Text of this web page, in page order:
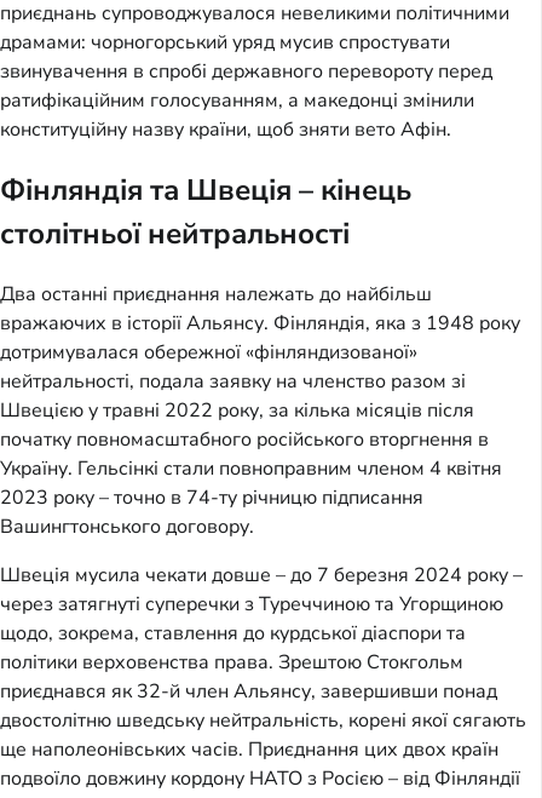
приєднань супроводжувалося невеликими політичними
драмами: чорногорський уряд мусив спростувати
звинувачення в спробі державного перевороту перед
ратифікаційним голосуванням, а македонці змінили
конституційну назву країни, щоб зняти вето Афін.
Фінляндія та Швеція – кінець
столітньої нейтральності
Два останні приєднання належать до найбільш
вражаючих в історії Альянсу. Фінляндія, яка з 1948 року
дотримувалася обережної «фінляндизованої»
нейтральності, подала заявку на членство разом зі
Швецією у травні 2022 року, за кілька місяців після
початку повномасштабного російського вторгнення в
Україну. Гельсінкі стали повноправним членом 4 квітня
2023 року – точно в 74-ту річницю підписання
Вашингтонського договору.
Швеція мусила чекати довше – до 7 березня 2024 року –
через затягнуті суперечки з Туреччиною та Угорщиною
щодо, зокрема, ставлення до курдської діаспори та
політики верховенства права. Зрештою Стокгольм
приєднався як 32-й член Альянсу, завершивши понад
двостолітню шведську нейтральність, корені якої сягають
ще наполеонівських часів. Приєднання цих двох країн
подвоїло довжину кордону НАТО з Росією – від Фінляндії